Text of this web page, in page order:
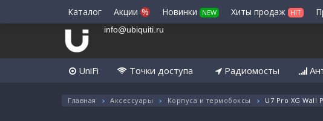
Каталог Акции % Новинки NEW Хиты продаж HIT
info@ubiquiti.ru
UniFi Точки доступа Радиомосты
Главная Аксессуары Корпуса и термобоксы U7 Pro XG Wall